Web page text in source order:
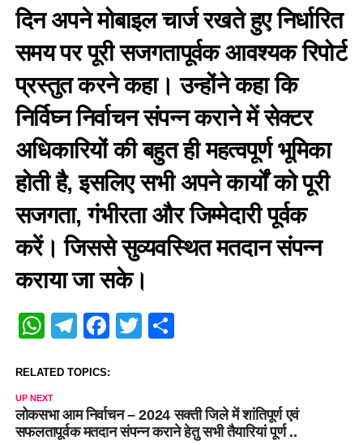
दिन अपने मोबाइल चार्ज रखते हुए निर्धारित
समय पर पूरी सजगतापूर्वक आवश्यक रिपोर्ट
प्रस्तुत करने कहा। उन्होंने कहा कि
निर्विघ्न निर्वाचन संपन्न कराने में सेक्टर
अधिकारियों की बहुत ही महत्वपूर्ण भूमिका
होती है, इसलिए सभी अपने कार्यों को पूरी
सजगता, गंभीरता और जिम्मेदारी पूर्वक
करें। जिससे सुव्यवस्थित मतदान संपन्न
कराया जा सके।
WhatsApp
Telegram
Facebook
Twitter
RELATED TOPICS:
UP NEXT
लोकसभा आम निर्वाचन – 2024 सक्ती जिले में शांतिपूर्ण एवं
सफलतापूर्वक मतदान संपन्न कराने हेतु सभी तैयारियां पूर्ण ..